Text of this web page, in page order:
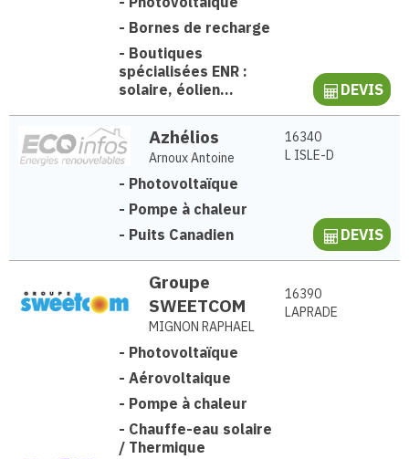
- Bornes de recharge
- Boutiques
spécialisées ENR :
solaire, éolien...
DEVIS
Azhélios
Arnoux Antoine
16340
L ISLE-D
- Photovoltaïque
- Pompe à chaleur
- Puits Canadien DEVIS
Groupe
SWEETCOM
MIGNON RAPHAEL
16390
LAPRADE
- Photovoltaïque
- Aérovoltaique
- Pompe à chaleur
- Chauffe-eau solaire
/ Thermique